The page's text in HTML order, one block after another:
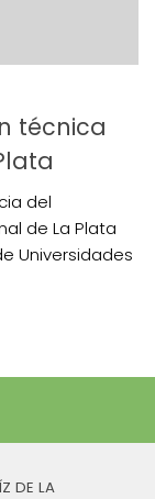
técnica
del
de La Plata
Universidades
DE LA